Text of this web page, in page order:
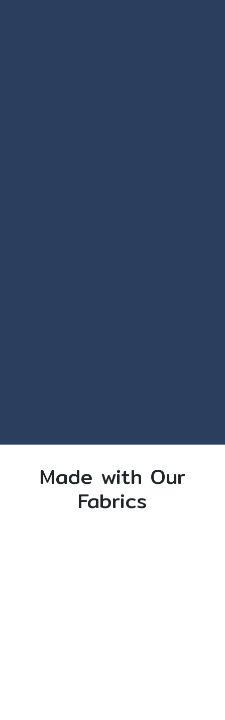
Made with Our
Fabrics